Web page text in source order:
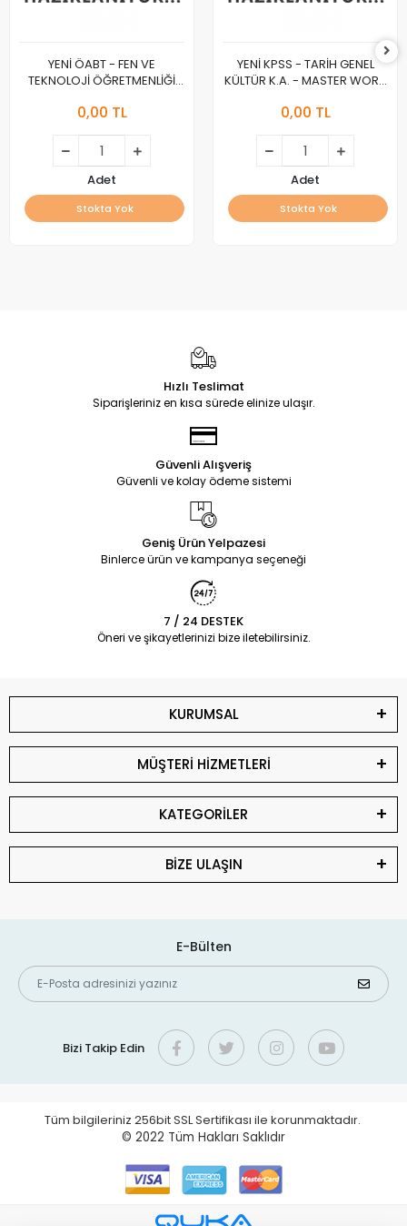
YENİ ÖABT - FEN VE
TEKNOLOJİ ÖĞRETMENLİĞİ
0,00 TL
Adet
Stokta Yok
YENİ KPSS - TARİH GENEL
KÜLTÜR K.A. - MASTER WORK
0,00 TL
Adet
Stokta Yok
Hızlı Teslimat
Siparişleriniz en kısa sürede elinize ulaşır.
Güvenli Alışveriş
Güvenli ve kolay ödeme sistemi
Geniş Ürün Yelpazesi
Binlerce ürün ve kampanya seçeneği
7 / 24 DESTEK
Öneri ve şikayetlerinizi bize iletebilirsiniz.
KURUMSAL
MÜŞTERİ HİZMETLERİ
KATEGORİLER
BİZE ULAŞIN
E-Bülten
Bizi Takip Edin
Tüm bilgileriniz 256bit SSL Sertifikası ile korunmaktadır.
© 2022 Tüm Hakları Saklıdır